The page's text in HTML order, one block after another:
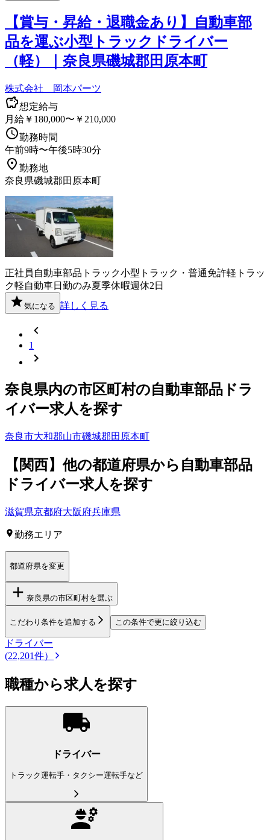
【賞与・昇給・退職金あり】自動車部
品を運ぶ小型トラックドライバー
（軽）｜奈良県磯城郡田原本町
株式会社 岡本パーツ
想定給与
月給￥180,000〜￥210,000
勤務時間
午前9時〜午後5時30分
勤務地
奈良県磯城郡田原本町
正社員 自動車部品 トラック小型トラック・普通免許軽トラッ
ク軽自動車日勤のみ夏季休暇週休2日
気になる 詳しく見る
1
奈良県内の市区町村の自動車部品 ドラ
イバー求人を探す
奈良市大和郡山市磯城郡田原本町
【 関西】他の都道府県から 自動車部品
ドライバー求人を探す
滋賀県京都府大阪府兵庫県
勤務エリア
都道府県を変更
奈良県の市区町村を選ぶ
こだわり条件を追加する この条件で更に絞り込む
ドライバー
(22,201件）
職種から求人を探す
ドライバー
トラック運転手・タクシー運転手など